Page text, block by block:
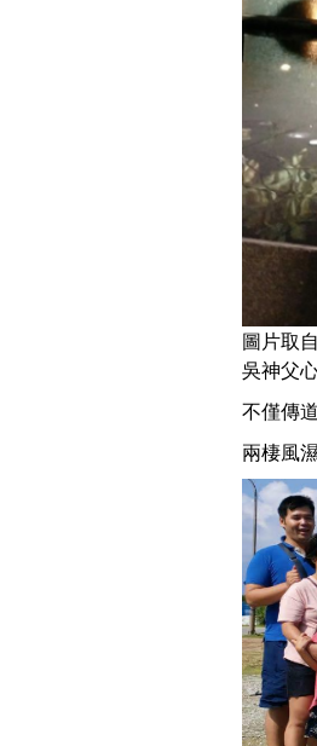
圖片取
吳神父
不僅傳
兩棲風